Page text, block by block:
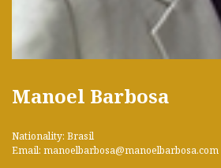
Manoel Barbosa
Nationality: Brasil
Email: manoelbarbosa@manoelbarbosa.com